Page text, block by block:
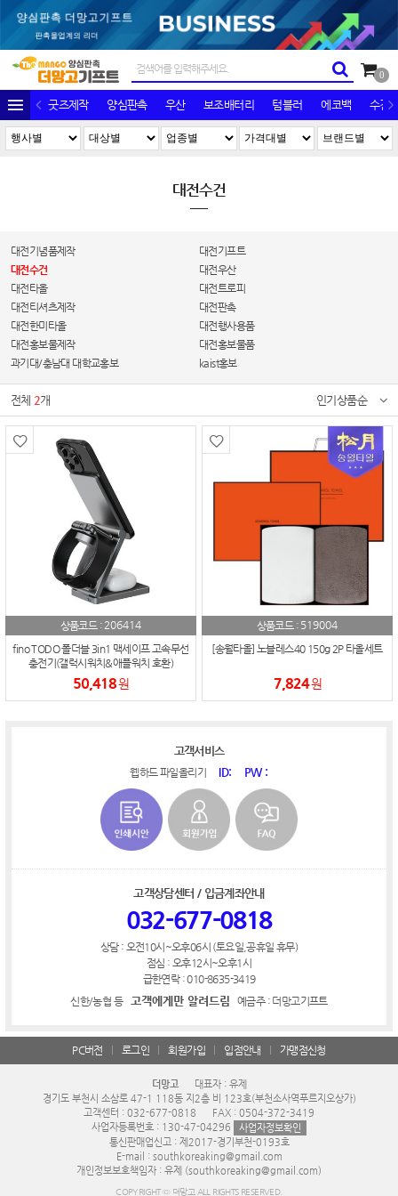
0
굿즈제작 양심판촉 우산 보조배터리 텀블러 에코백 수건/
대전수건
대전기념품제작
대전기프트
대전수건
대전우산
대전타올
대전트로피
대전티셔츠제작
대전판촉
대전한미타올
대전행사용품
대전홍보물제작
대전홍보물품
과기대/충남대 대학교홍보
kaist홍보
전체 2개 인기상품순
상품코드 :206414
fino TODO 폴더블 3in1 맥세이프 고속무선
충전기(갤럭시워치&애플워치 호환)
50,418원
상품코드 : 519004
[송월타올] 노블레스40 150g 2P 타올세트
7,824원
고객서비스
웹하드 파일올리기 ID: PW :
고객상담센터 / 입금계좌안내
032-677-0818
상담 : 오전10시~오후06시 (토요일,공휴일 휴무)
점심 : 오후12시~오후1시
급한연락 : 010-8635-3419
신한/농협 등 고객에게만 알려드림 예금주 : 더망고기프트
PC버전 로그인 회원가입 입점안내 가맹점신청
더망고
대표자 : 유제
경기도 부천시 소삼로 47-1 118동 지2층 비 123호(부천소사역푸르지오상가)
고객센터 : 032-677-0818
FAX : 0504-372-3419
사업자등록번호 : 130-47-04296
사업자정보확인
통신판매업신고 : 제2017-경기부천-0193호
E-mail : southkoreaking@gmail.com
개인정보보호책임자 : 유제 (southkoreaking@gmail.com)
COPYRIGHT © 더망고 ALL RIGHTS RESERVED.